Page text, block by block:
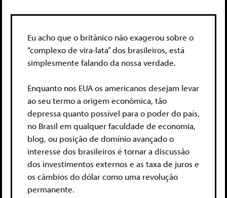
Eu acho que o britânico não exagerou sobre o
“complexo de vira-lata” dos brasileiros, está
simplesmente falando da nossa verdade.
Enquanto nos EUA os americanos desejam levar
ao seu termo a origem econômica, tão
depressa quanto possível para o poder do país,
no Brasil em qualquer faculdade de economia,
blog, ou posição de domínio avançado o
interesse dos brasileiros é tornar a discussão
dos investimentos externos e as taxa de juros e
os câmbios do dólar como uma revolução
permanente.